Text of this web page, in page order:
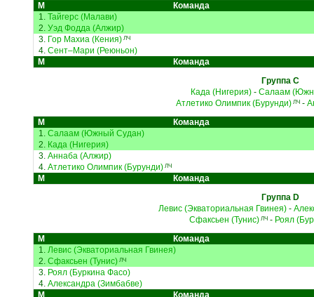
М
Команда
1. Тайгерс (Малави)
2. Уэд Фодда (Алжир)
3. Гор Махиа (Кения)ЛЧ
4. Сент–Мари (Реюньон)
М
Команда
Группа C
Када (Нигерия) - Салаам
Атлетико Олимпик (Бурунди)ЛЧ-
М
Команда
1. Салаам (Южный Судан)
2. Када (Нигерия)
3. Аннаба (Алжир)
4. Атлетико Олимпик (Бурунди)ЛЧ
М
Команда
Группа D
Левис (Экваториальная Гвинея)-
Сфаксьен (Тунис)ЛЧ- Роял
М
Команда
1. Левис (Экваториальная Гвинея)
2. Сфаксьен (Тунис)ЛЧ
3. Роял (Буркина Фасо)
4. Александра (Зимбабве)
М
Команда